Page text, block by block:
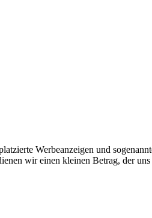
Werbeanzeigen und
wir einen kleinen Betrag, der